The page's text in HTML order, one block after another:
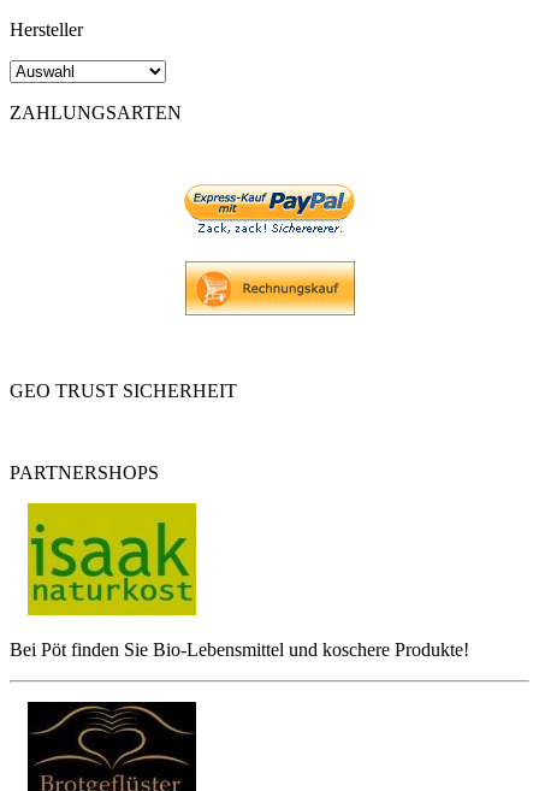
Hersteller
ZAHLUNGSARTEN
GEO TRUST SICHERHEIT
PARTNERSHOPS
Bei Pöt finden Sie Bio-Lebensmittel und koschere Produkte!